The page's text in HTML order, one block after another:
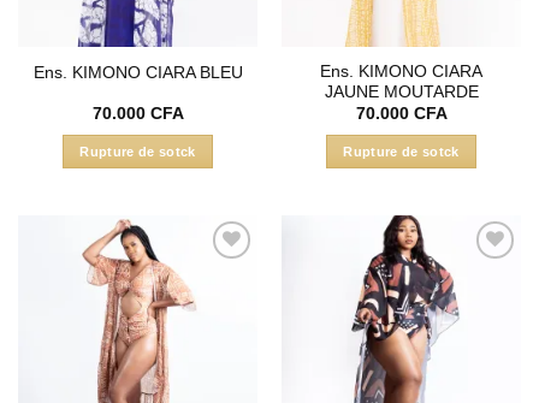
Ens. KIMONO CIARA BLEU
70.000 CFA
Rupture de sotck
Ens. KIMONO CIARA
JAUNE MOUTARDE
70.000 CFA
Rupture de sotck
à la liste
d’envies
à la liste
d’envies